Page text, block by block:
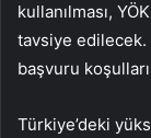
kullanılması,
tavsiye edilecek.
başvuru
Türkiye’deki